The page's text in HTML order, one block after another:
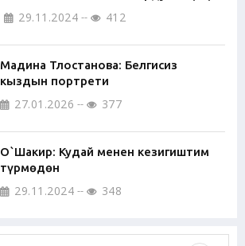
29.11.2024 412
Мадина Тлостанова: Белгисиз
кыздын портрети
27.01.2026 377
О`Шакир: Кудай менен кезигиштим
түрмөдөн
29.11.2024 348